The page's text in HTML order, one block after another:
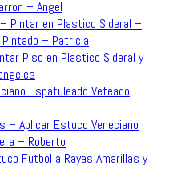
– Angel
Pintar en Plastico Sideral –
– Patricia
Piso en Plastico Sideral y
Espatuleado Veteado
– Aplicar Estuco Veneciano
– Roberto
Futbol a Rayas Amarillas y